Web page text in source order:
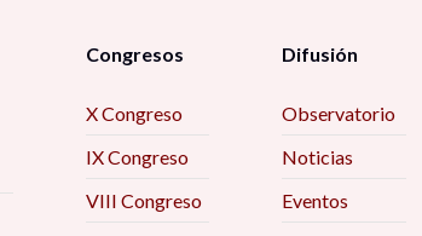
Congresos
X Congreso
IX Congreso
VIII Congreso
Difusión
Observatorio
Noticias
Eventos